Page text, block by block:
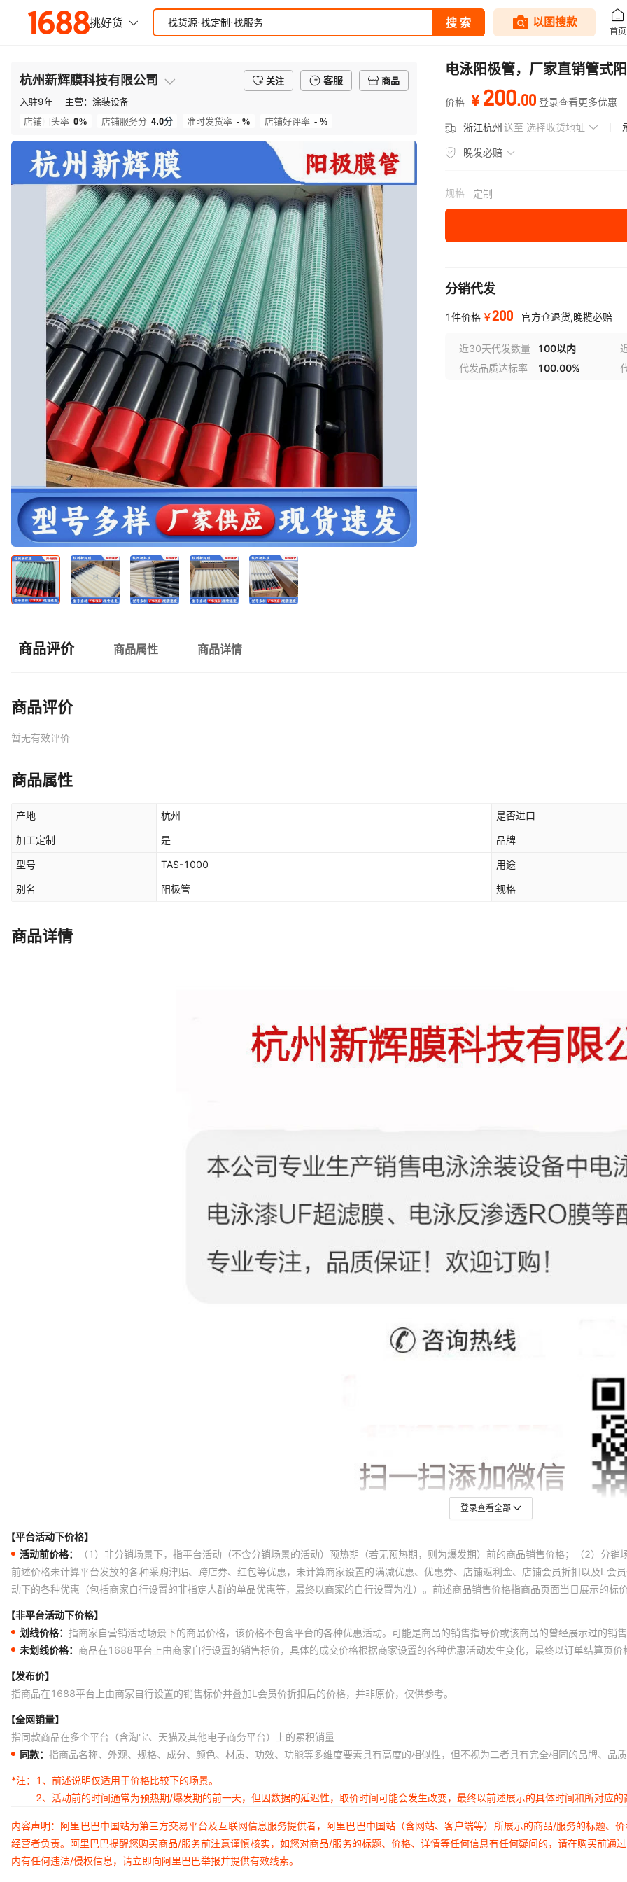
杭州新辉膜科技有限公司 关注 客服
商品
入驻9年 主营： 涂装设备
店铺回头率 0% 店铺服务分 4.0分 准时发货率 - % 店铺好评率 - %
电泳阳极管，厂家直销管式
价格 ¥ 200.00 登录查看更多优惠
浙江杭州送至 选择收货地址
晚发必赔
规格 定制
分销代发
1件价格 ￥200 官方仓退货,晚揽必赔
近30天代发数量 100以内
代发品质达标率
100.00%
商品评价 商品属性 商品详情
商品评价
暂无有效评价
商品属性
产地 杭州 是否进口
加工定制 是 品牌
型号 TAS-1000 用途
别名 阳极管 规格
商品详情
登录查看全部
【平台活动下价格】
活动前价格：
（1）非分销场景下，指平台活动（不含分销场景的活动）预热期（若无预热期，则为爆发期）前的商品销售价格；（2）分
前述价格未计算平台发放的各种采购津贴、跨店券、红包等优惠，未计算商家设置的满减优惠、优惠券、店铺返利金、店铺会员折扣以及L会
动下的各种优惠（包括商家自行设置的非指定人群的单品优惠等，最终以商家的自行设置为准）。前述商品销售价格指商品页面当日展示的标
【非平台活动下价格】
划线价格： 指商家自营销活动场景下的商品价格，该价格不包含平台的各种优惠活动。可能是商品的销售指导价或该商品的曾经展示过的销售
未划线价格： 商品在1688平台上由商家自行设置的销售标价，具体的成交价格根据商家设置的各种优惠活动发生变化，最终以订单结算页价
【发布价】
指商品在1688平台上由商家自行设置的销售标价并叠加L会员价折扣后的价格，并非原价，仅供参考。
【全网销量】
指同款商品在多个平台（含淘宝、天猫及其他电子商务平台）上的累积销量
同款： 指商品名称、外观、规格、成分、颜色、材质、功效、功能等多维度要素具有高度的相似性，但不视为二者具有完全相同的品牌、品质
*注：
1、前述说明仅适用于价格比较下的场景。
2、活动前的时间通常为预热期/爆发期的前一天，但因数据的延迟性，取价时间可能会发生改变，最终以前述展示的具体时间和所对应的
内容声明：阿里巴巴中国站为第三方交易平台及互联网信息服务提供者，阿里巴巴中国站（含网站、客户端等）所展示的商品/服务的标题、
经营者负责。阿里巴巴提醒您购买商品/服务前注意谨慎核实，如您对商品/服务的标题、价格、详情等任何信息有任何疑问的，请在购买前通
内有任何违法/侵权信息，请立即向阿里巴巴举报并提供有效线索。